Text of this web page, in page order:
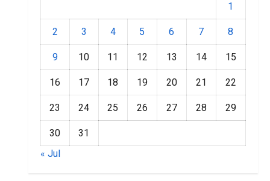
1
2 3 4 5 6 7 8
9 10 11 12 13 14 15
16 17 18 19 20 21 22
23 24 25 26 27 28 29
30
31
« Jul